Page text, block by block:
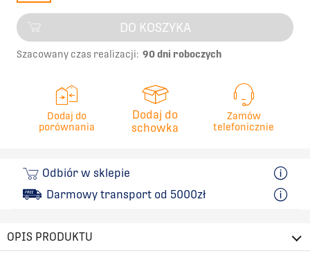
DO KOSZYKA
Szacowany czas realizacji: 90 dni roboczych
Dodaj do
porównania
Dodaj do
schowka
Zamów
telefonicznie
Odbiór w sklepie
Darmowy transport od 5000zł
OPIS PRODUKTU